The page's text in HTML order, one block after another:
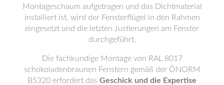
Montageschaum aufgetragen und das Dichtmaterial
installiert ist, wird der Fensterflügel in den Rahmen
eingesetzt und die letzten Justierungen am Fenster
durchgeführt.
Die fachkundige Montage von RAL 8017
schokoladenbraunen Fenstern gemäß der ÖNORM
B5320 erfordert das Geschick und die Expertise